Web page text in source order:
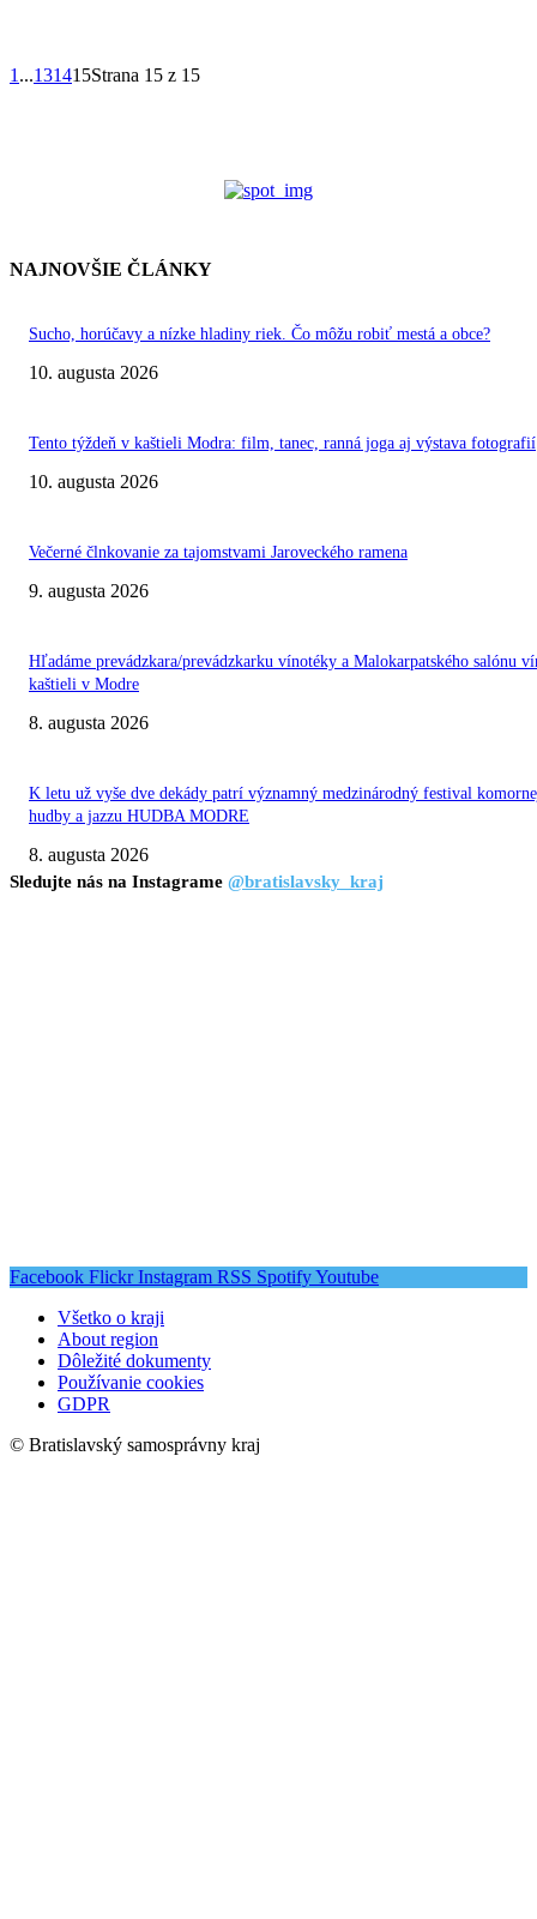
1 ...131415Strana 15 z 15
NAJNOVŠIE ČLÁNKY
Sucho, horúčavy a nízke hladiny riek. Čo môžu robiť mestá a obce?
10. augusta 2026
Tento týždeň v kaštieli Modra: film, tanec, ranná joga aj výstava fotografií
10. augusta 2026
Večerné člnkovanie za tajomstvami Jaroveckého ramena
9. augusta 2026
Hľadáme prevádzkara/prevádzkarku vínotéky a Malokarpatského salónu
kaštieli v Modre
8. augusta 2026
K letu už vyše dve dekády patrí významný medzinárodný festival
hudby a jazzu HUDBA MODRE
8. augusta 2026
Sledujte nás na Instagrame @bratislavsky_kraj
Facebook Flickr Instagram RSS SpotifyYoutube
Všetko o kraji
About region
Dôležité dokumenty
Používanie cookies
GDPR
© Bratislavský samosprávny kraj